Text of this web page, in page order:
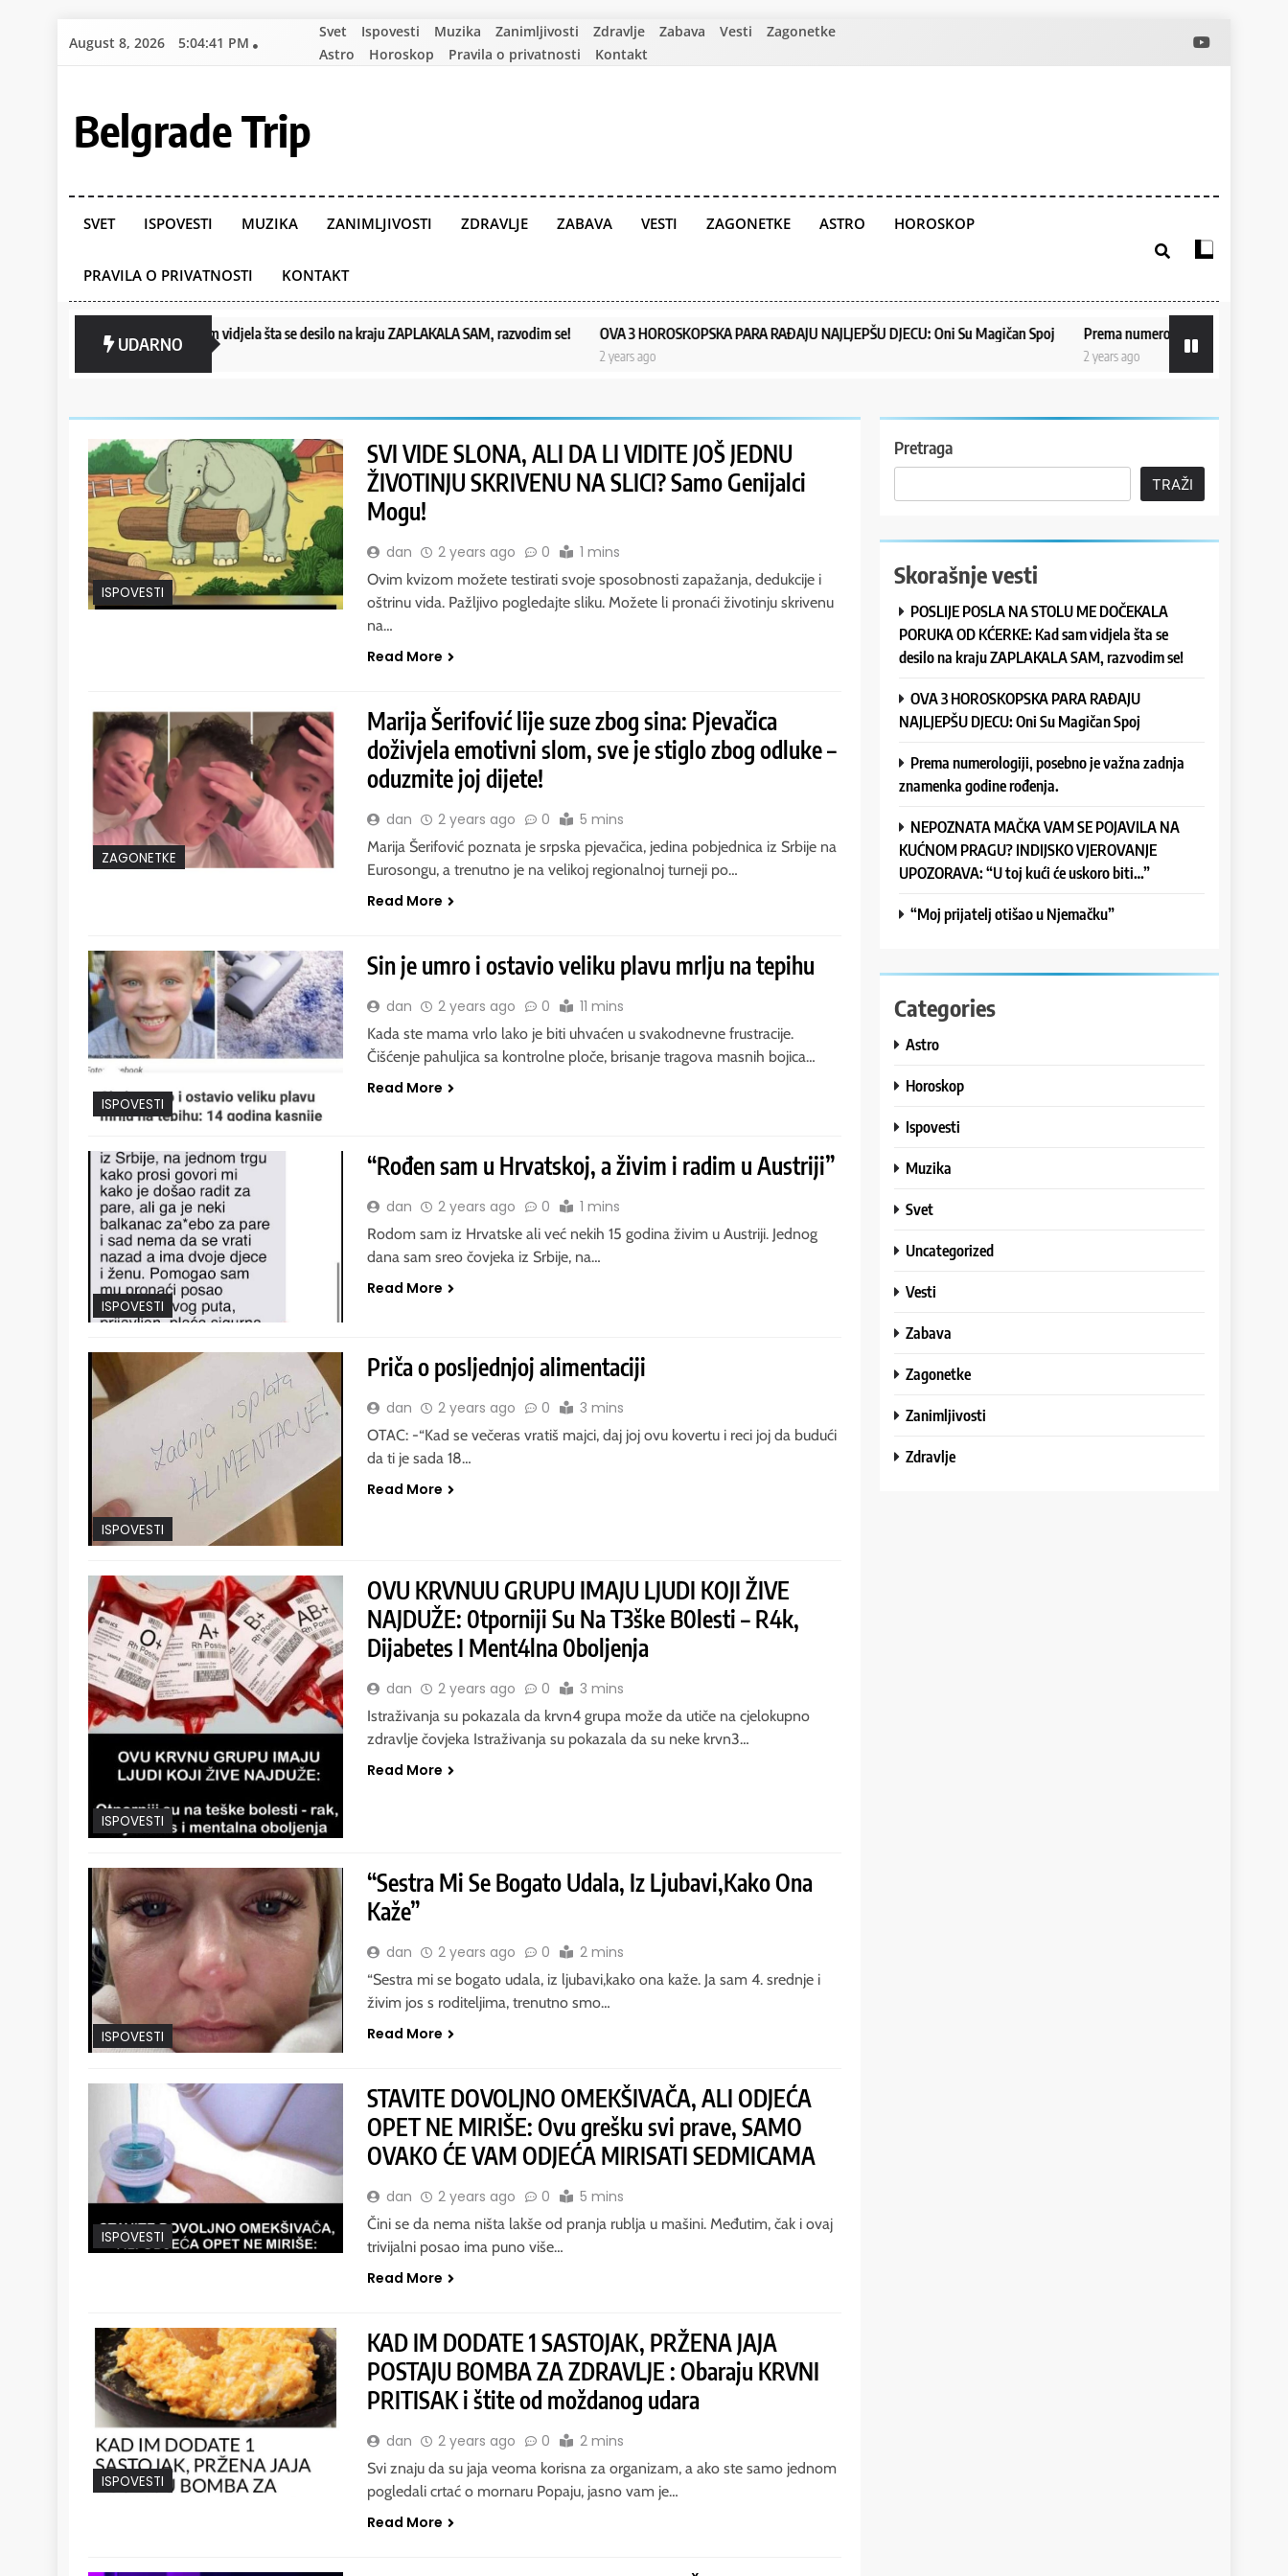
August 8, 2026 5:04:42 PM
Svet Ispovesti Muzika Zanimljivosti Zdravlje Zabava Vesti
Zagonetke
Astro
Horoskop Pravila o privatnosti Kontakt
Belgrade Trip
SVET ISPOVESTI MUZIKA ZANIMLJIVOSTI ZDRAVLJE ZABAVA VESTI ZAGONETKE ASTRO HOROSKOP
PRAVILA O PRIVATNOSTI KONTAKT
UDARNO
OD KĆERKE: Kad sam vidjela šta se desilo na kraju ZAPLAKALA SAM, razvodim se! OVA 3 HOROSKOPSKA PARA RAĐAJU NAJLJEPŠU DJECU: Oni Su Magičan Spoj Prema numerologiji, posebno je važna
ISPOVESTI
SVI VIDE SLONA, ALI DA LI VIDITE JOŠ JEDNU
ŽIVOTINJU SKRIVENU NA SLICI? Samo Genijalci
Mogu!
dan 2 years ago 0 1 mins
Ovim kvizom možete testirati svoje sposobnosti zapažanja, dedukcije i
oštrinu vida. Pažljivo pogledajte sliku. Možete li pronaći životinju skrivenu
na…
Read More
ZAGONETKE
Marija Šerifović lije suze zbog sina: Pjevačica
doživjela emotivni slom, sve je stiglo zbog odluke –
oduzmite joj dijete!
dan 2 years ago 0 5 mins
Marija Šerifović poznata je srpska pjevačica, jedina pobjednica iz Srbije na
Eurosongu, a trenutno je na velikoj regionalnoj turneji po…
Read More
ISPOVESTI
Sin je umro i ostavio veliku plavu mrlju na tepihu
dan 2 years ago 0 11 mins
Kada ste mama vrlo lako je biti uhvaćen u svakodnevne frustracije.
Čišćenje pahuljica sa kontrolne ploče, brisanje tragova masnih bojica…
Read More
ISPOVESTI
“Rođen sam u Hrvatskoj, a živim i radim u Austriji”
dan 2 years ago 0 1 mins
Rodom sam iz Hrvatske ali već nekih 15 godina živim u Austriji. Jednog
dana sam sreo čovjeka iz Srbije, na…
Read More
ISPOVESTI
Priča o posljednjoj alimentaciji
dan 2 years ago 0 3 mins
OTAC: -“Kad se večeras vratiš majci, daj joj ovu kovertu i reci joj da budući
da ti je sada 18…
Read More
ISPOVESTI
OVU KRVNUU GRUPU IMAJU LJUDI KOJI ŽIVE
NAJDUŽE: 0tporniji Su Na T3ške B0lesti – R4k,
Dijabetes I Ment4lna 0boljenja
dan 2 years ago 0 3 mins
Istraživanja su pokazala da krvn4 grupa može da utiče na cjelokupno
zdravlje čovjeka Istraživanja su pokazala da su neke krvn3…
Read More
ISPOVESTI
“Sestra Mi Se Bogato Udala, Iz Ljubavi,Kako Ona
Kaže”
dan 2 years ago 0 2 mins
“Sestra mi se bogato udala, iz ljubavi,kako ona kaže. Ja sam 4. srednje i
živim jos s roditeljima, trenutno smo…
Read More
ISPOVESTI
STAVITE DOVOLJNO OMEKŠIVAČA, ALI ODJEĆA
OPET NE MIRIŠE: Ovu grešku svi prave, SAMO
OVAKO ĆE VAM ODJEĆA MIRISATI SEDMICAMA
dan 2 years ago 0 5 mins
Čini se da nema ništa lakše od pranja rublja u mašini. Međutim, čak i ovaj
trivijalni posao ima puno više…
Read More
ISPOVESTI
KAD IM DODATE 1 SASTOJAK, PRŽENA JAJA
POSTAJU BOMBA ZA ZDRAVLJE : Obaraju KRVNI
PRITISAK i štite od moždanog udara
dan 2 years ago 0 2 mins
Svi znaju da su jaja veoma korisna za organizam, a ako ste samo jednom
pogledali crtać o mornaru Popaju, jasno vam je…
Read More
Pretraga
TRAŽI
Skorašnje vesti
POSLIJE POSLA NA STOLU ME DOČEKALA
PORUKA OD KĆERKE: Kad sam vidjela šta se
desilo na kraju ZAPLAKALA SAM, razvodim se!
OVA 3 HOROSKOPSKA PARA RAĐAJU
NAJLJEPŠU DJECU: Oni Su Magičan Spoj
Prema numerologiji, posebno je važna zadnja
znamenka godine rođenja.
NEPOZNATA MAČKA VAM SE POJAVILA NA
KUĆNOM PRAGU? INDIJSKO VJEROVANJE
UPOZORAVA: “U toj kući će uskoro biti…”
“Moj prijatelj otišao u Njemačku”
Categories
Astro
Horoskop
Ispovesti
Muzika
Svet
Uncategorized
Vesti
Zabava
Zagonetke
Zanimljivosti
Zdravlje